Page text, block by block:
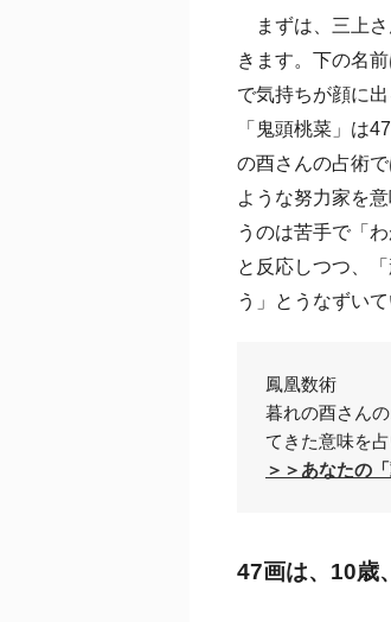
まずは、三上さ
きます。下の名
で気持ちが顔に
「鬼頭桃菜」は
の酉さんの占術
ような努力家を
うのは苦手で「
と反応しつつ、
う」とうなずいて
鳳凰数術
暮れの酉さん
てきた意味を
＞＞あなたの
47画は、10歳